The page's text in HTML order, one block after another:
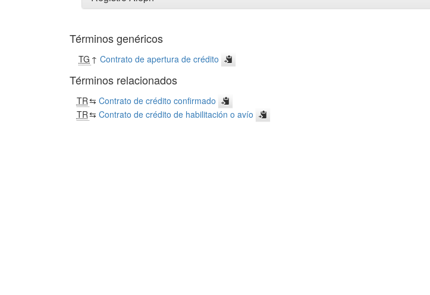
Términos genéricos
TG ↑Contrato de apertura de crédito
Términos relacionados
TR⇆ Contrato de crédito confirmado
TR⇆ Contrato de crédito de habilitación o avío